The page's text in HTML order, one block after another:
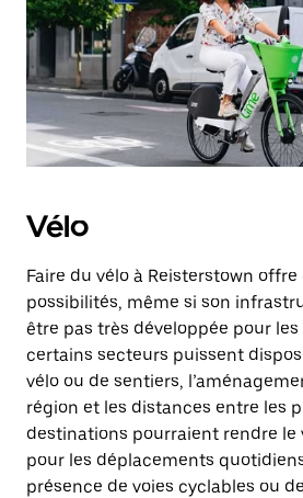
Vélo
Faire du vélo à Reisterstown
possibilités, même si son
être pas très développée pour
certains secteurs puissent
vélo ou de sentiers,
région et les distances entre les
destinations pourraient rendre le
pour les déplacements
présence de voies cyclables ou